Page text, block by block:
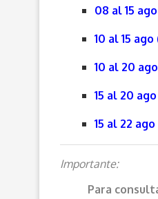
08 al 15
10 al 15 ago
10 al 20
15 al 20
15 al 22
Importante:
Para